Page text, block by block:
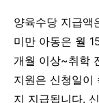
양육수당 지급액
미만 아동은 월
개월 이상~취학
지원은 신청일이
지 지급됩니다.